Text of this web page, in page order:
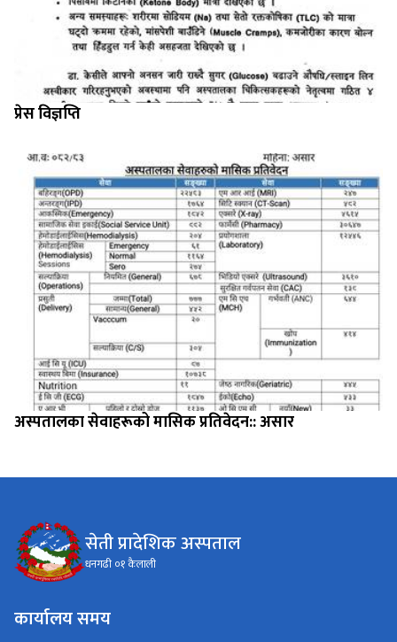
प्रेस विज्ञप्ति
अस्पतालका सेवाहरूको मासिक प्रतिवेदन:: असार
सेती प्रादेशिक अस्पताल
धनगढी ०१ कैलाली
कार्यालय समय